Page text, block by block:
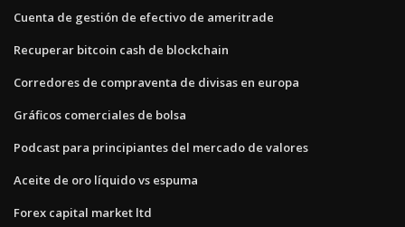
Cuenta de gestión de efectivo de ameritrade
Recuperar bitcoin cash de blockchain
Corredores de compraventa de divisas en europa
Gráficos comerciales de bolsa
Podcast para principiantes del mercado de valores
Aceite de oro líquido vs espuma
Forex capital market ltd